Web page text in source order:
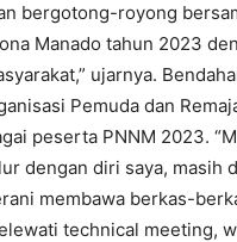
bergotong-royong
Manado tahun 2023
ujarnya.
Pemuda dan
peserta PNNM 2023.
dengan diri saya, masih
membawa berkas-
technical meeting,